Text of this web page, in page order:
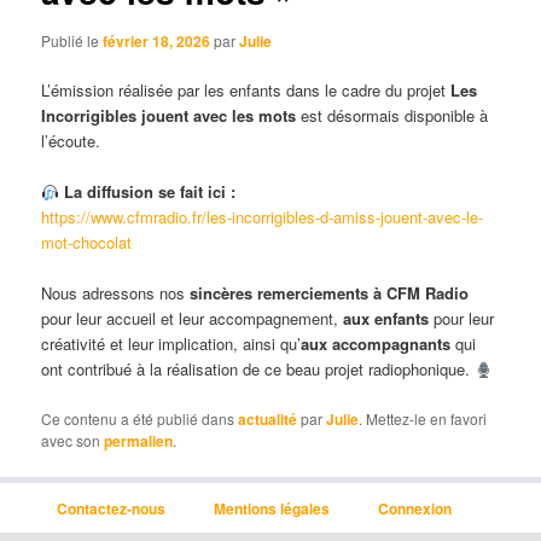
Publié lefévrier 18, 2026parJulie
L’émission réalisée par les enfants dans le cadre du projet Les
Incorrigibles jouent avec les mots est désormais disponible à
l’écoute.
La diffusion se fait ici :
https://www.cfmradio.fr/les-incorrigibles-d-amiss-jouent-avec-le-
mot-chocolat
Nous adressons nossincères remerciements àCFM Radio
pour leur accueil et leur accompagnement,aux enfants pour leur
créativité et leur implication, ainsi qu’aux accompagnants qui
ont contribué à la réalisation de ce beau projet radiophonique.
Ce contenu a été publié dansactualitéparJulie. Mettez-le en favori
avec sonpermalien.
Contactez-nous Mentions légales Connexion